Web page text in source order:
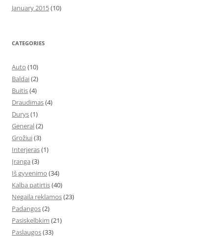
January 2015(10)
CATEGORIES
Auto (10)
Baldai(2)
Buitis(4)
Draudimas(4)
Durys(1)
General(2)
Grožiui(3)
Interjeras(1)
Įranga (3)
Iš gyvenimo (34)
Kalba patirtis(40)
Negaila reklamos(23)
Padangos(2)
Pasiskelbkim (21)
Paslaugos(33)